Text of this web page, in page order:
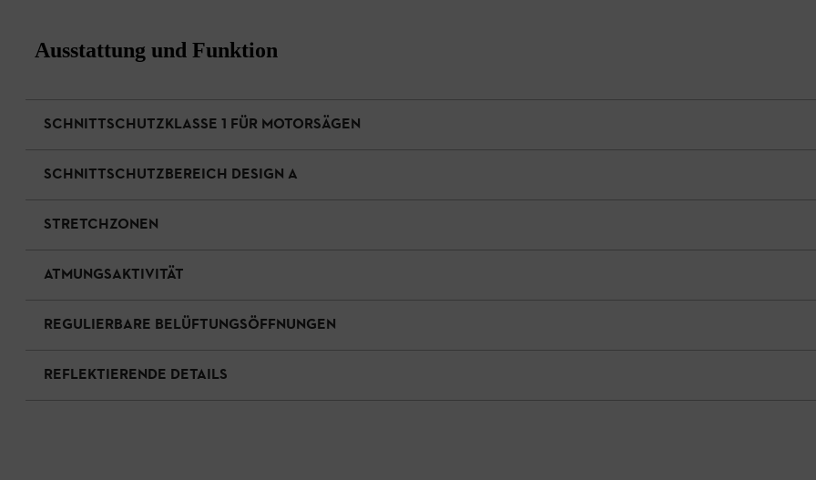
Ausstattung und Funktion
SCHNITTSCHUTZKLASSE 1 FÜR MOTORSÄGEN
SCHNITTSCHUTZBEREICH DESIGN A
STRETCHZONEN
ATMUNGSAKTIVITÄT
REGULIERBARE BELÜFTUNGSÖFFNUNGEN
REFLEKTIERENDE DETAILS